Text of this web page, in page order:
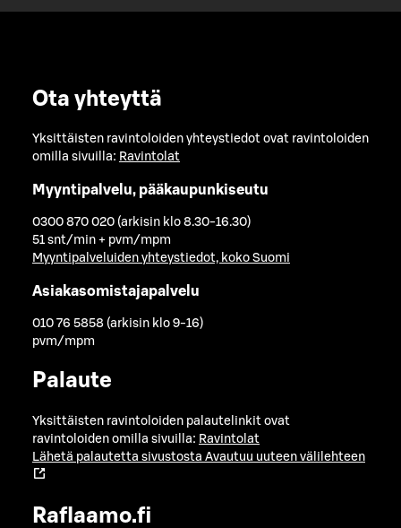
Ota yhteyttä
Yksittäisten ravintoloiden yhteystiedot ovat ravintoloiden
omilla sivuilla: Ravintolat
Myyntipalvelu, pääkaupunkiseutu
0300 870 020 (arkisin klo 8.30-16.30)
51 snt/min + pvm/mpm
Myyntipalveluiden yhteystiedot, koko Suomi
Asiakasomistajapalvelu
010 76 5858 (arkisin klo 9-16)
pvm/mpm
Palaute
Yksittäisten ravintoloiden palautelinkit ovat
ravintoloiden omilla sivuilla: Ravintolat
Lähetä palautetta sivustosta Avautuu uuteen välilehteen
Raflaamo.fi